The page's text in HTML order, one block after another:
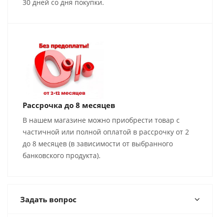
30 дней со дня покупки.
Рассрочка до 8 месяцев
В нашем магазине можно приобрести товар с
частичной или полной оплатой в рассрочку от 2
до 8 месяцев (в зависимости от выбранного
банковского продукта).
Задать вопрос